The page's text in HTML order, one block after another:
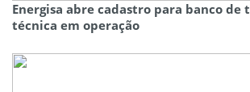
Energisa abre cadastro para banco de
técnica em operação